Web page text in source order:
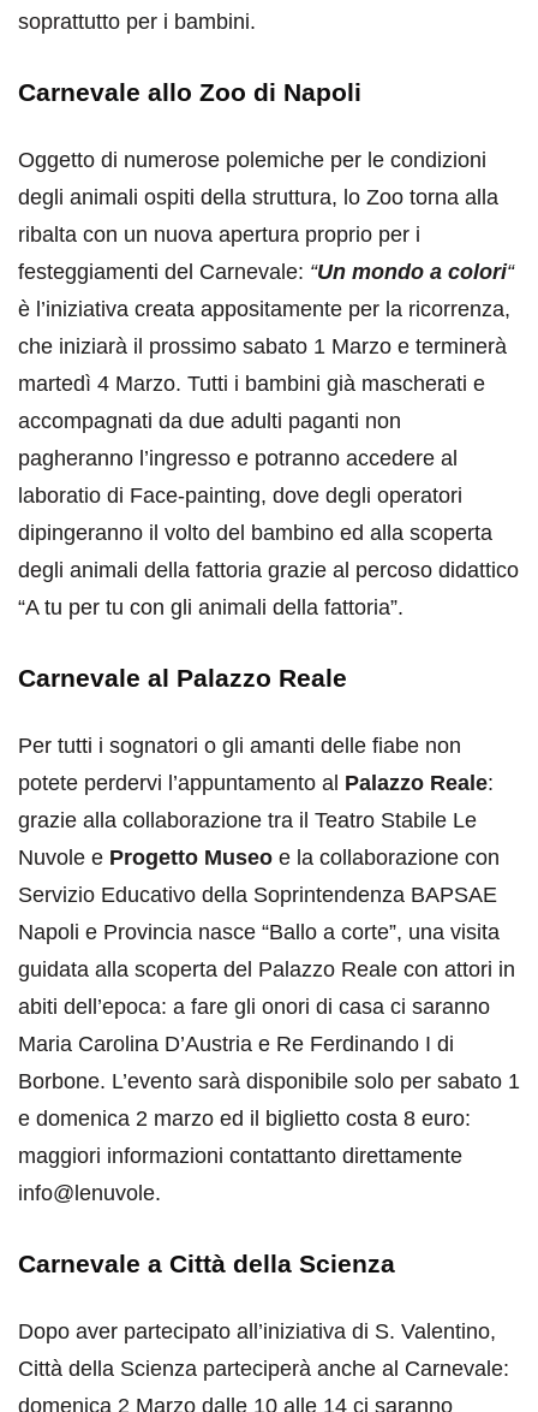
soprattutto per i bambini.
Carnevale allo Zoo di Napoli
Oggetto di numerose polemiche per le condizioni
degli animali ospiti della struttura, lo Zoo torna alla
ribalta con un nuova apertura proprio per i
festeggiamenti del Carnevale: “Un mondo a colori“
è l’iniziativa creata appositamente per la ricorrenza,
che iniziarà il prossimo sabato 1 Marzo e terminerà
martedì 4 Marzo. Tutti i bambini già mascherati e
accompagnati da due adulti paganti non
pagheranno l’ingresso e potranno accedere al
laboratio di Face-painting, dove degli operatori
dipingeranno il volto del bambino ed alla scoperta
degli animali della fattoria grazie al percoso didattico
“A tu per tu con gli animali della fattoria”.
Carnevale al Palazzo Reale
Per tutti i sognatori o gli amanti delle fiabe non
potete perdervi l’appuntamento al Palazzo Reale:
grazie alla collaborazione tra il Teatro Stabile Le
Nuvole e Progetto Museo e la collaborazione con
Servizio Educativo della Soprintendenza BAPSAE
Napoli e Provincia nasce “Ballo a corte”, una visita
guidata alla scoperta del Palazzo Reale con attori in
abiti dell’epoca: a fare gli onori di casa ci saranno
Maria Carolina D’Austria e Re Ferdinando I di
Borbone. L’evento sarà disponibile solo per sabato 1
e domenica 2 marzo ed il biglietto costa 8 euro:
maggiori informazioni contattanto direttamente
info@lenuvole.
Carnevale a Città della Scienza
Dopo aver partecipato all’iniziativa di S. Valentino,
Città della Scienza parteciperà anche al Carnevale:
domenica 2 Marzo dalle 10 alle 14 ci saranno